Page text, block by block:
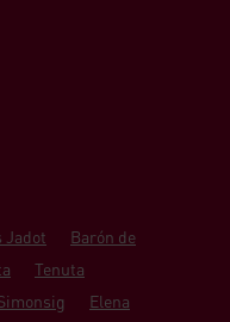
Jadot
Barón de
Tenuta
Elena